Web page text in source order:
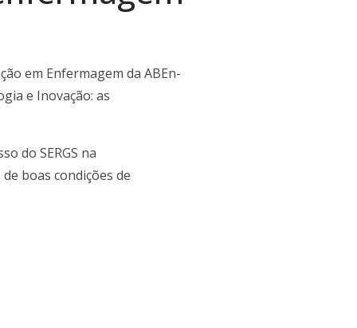
em Enfermagem da ABEn-
e Inovação: as
do SERGS na
boas condições de